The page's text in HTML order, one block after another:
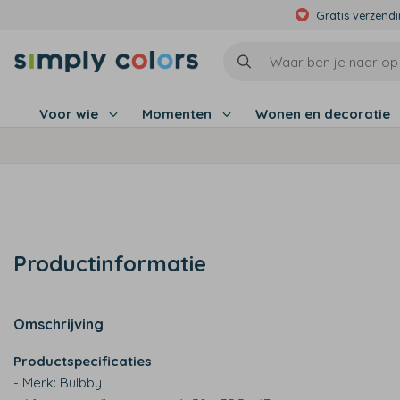
Gratis
Voor wie Momenten Wonen en decoratie
Productinformatie
Omschrijving
Productspecificaties
- Merk: Bulbby